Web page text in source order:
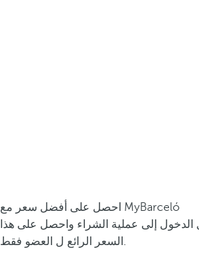
احصل على أفضل سعر مع MyBarceló
الدخول إلى عملية الشراء واحصل على هذا
السعر الرائع ل العضو فقط.